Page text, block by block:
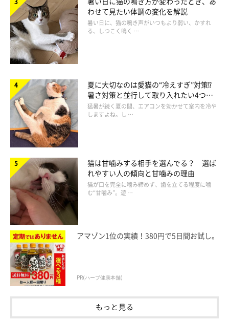
猫の体調が悪い場合もあるため確認を
rai/gettyimages
――一方で心配なのが、具合が悪いために猫が触れ合いを避ける
場合です。猫の具合が悪いときの見分け方はあるのでしょうか。
原先生：
「数時間経ってもずっと同じ場所にいるときは、少し触れたり声
をかけたりし、変化を見るのがよいでしょう」
――一時的なものではない場合には、体調不良の可能性があると
いうことですね。飼い主さんのその後の対応に活かせそうです。
わせて見たい体調の変化を解説
暑い日に、猫の鳴き声がいつもより弱い、かすれ
る、しつこく鳴く …
夏に大切なのは愛猫の“冷えすぎ”対策⁉
暑さ対策と並行して取り入れたい4つの
工夫
猛暑が続く夏の間、エアコンを効かせて室内を冷や
しますよね。し …
猫は甘噛みする相手を選んでる？ 選ば
れやすい人の傾向と甘噛みの理由
猫が口を完全に噛み締めず、歯を立てる程度に噛
む“甘噛み”。遊 …
アマゾン1位の実績！380円で5日間お試し。
PR(ハーブ健康本舗)
もっと見る